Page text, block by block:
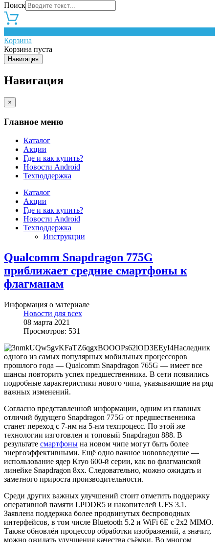
Поиск
Корзина
Корзина пуста
Навигация
Навигация
×
Главное меню
Каталог
Акции
Где и как купить?
Новости Android
Техподдержка
Каталог
Акции
Где и как купить?
Новости Android
Техподдержка
Инструкции
Qualcomm Snapdragon 775G
приближает средние смартфоны к
флагманам
Информация о материале
Новости для всех
08 марта 2021
Просмотров: 531
Наследник
одного из самых популярных мобильных процессоров
прошлого года — Qualcomm Snapdragon 765G — имеет все
шансы повторить успех предшественника. В сети появились
подробные характеристики нового чипа, указывающие на ряд
важных изменений.
Согласно представленной информации, одним из главных
отличий будущего Snapdragon 775G от предшественника
станет переход с 7-нм на 5-нм техпроцесс. По этой же
технологии изготовлен и топовый Snapdragon 888. В
результате смартфоны на новом чипе могут быть более
энергоэффективными. Ещё одно важное нововведение —
использование ядер Kryo 600-й серии, как во флагманской
линейке Snapdragon 8хх. Следовательно, можно ожидать и
заметного прироста производительности.
Среди других важных улучшений стоит отметить поддержку
оперативной памяти LPDDR5 и накопителей UFS 3.1.
Заявлена поддержка более продвинутых беспроводных
интерфейсов, в том числе Bluetooth 5.2 и WiFi 6E с 2x2 MIMO.
Также обновлён процессор обработки изображений, а значит,
можно ожидать улучшения качества съёмки. Во многом